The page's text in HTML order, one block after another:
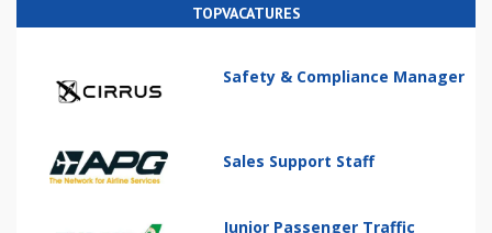
TOPVACATURES
Safety & Compliance Manager
Sales Support Staff
Junior Passenger Traffic